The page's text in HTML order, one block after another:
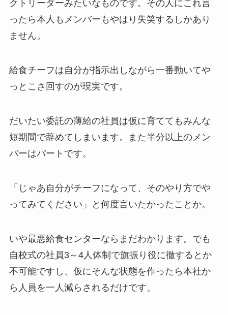
クトリーダーみたいなものです。その人にこれ言
ったら本人もメンバーもやはり失笑するしかあり
ません。
給食チーフは自分が指示出しながら一番動いてや
っとこさ回すのが現実です。
だいたい委託の薄給の社員は仮に育ててもみんな
短期間で辞めてしまいます。また半分以上のメン
バーはパートです。
「じゃあ自分がチーフになって、そのやり方でや
ってみてください」と何度言いたかったことか。
いや最悪給食センターならまだわかります。でも
自校式の社員3～4人体制で旗振り役に徹するとか
不可能ですし、仮にそんな状態を作ったら本社か
ら人員を一人減らされるだけです。